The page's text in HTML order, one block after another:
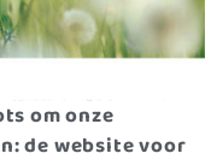
om onze
de website voor